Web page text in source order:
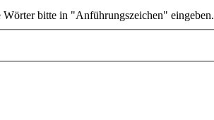
bitte in "Anführungszeichen" eingeben.